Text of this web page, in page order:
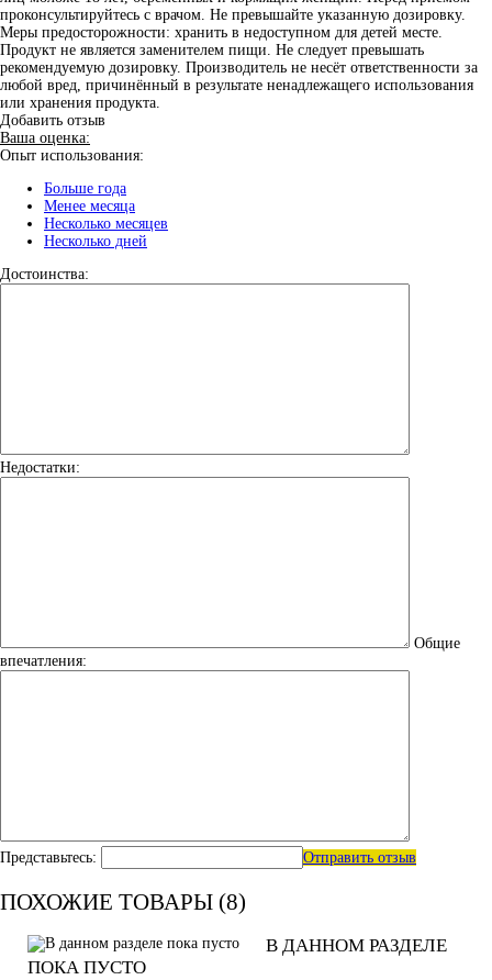
проконсультируйтесь с врачом. Не превышайте указанную дозировку.
Меры предосторожности: хранить в недоступном для детей месте.
Продукт не является заменителем пищи. Не следует превышать
рекомендуемую дозировку. Производитель не несёт ответственности за
любой вред, причинённый в результате ненадлежащего использования
или хранения продукта.
Добавить отзыв
Ваша оценка:
Опыт использования:
Больше года
Менее месяца
Несколько месяцев
Несколько дней
Достоинства:
Недостатки:
Общие
впечатления:
Представьтесь: Отправить отзыв
ПОХОЖИЕ ТОВАРЫ (8)
В ДАННОМ РАЗДЕЛЕ
ПОКА ПУСТО